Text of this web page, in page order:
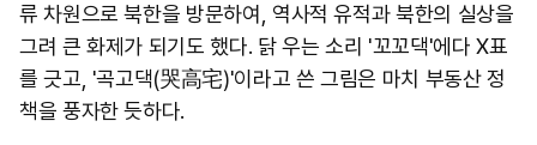
류 차원으로 북한을 방문하여, 역사적 유적과 북한의 실상을
그려 큰 화제가 되기도 했다. 닭 우는 소리 '꼬꼬댁'에다 X표
를 긋고, '곡고댁(哭高宅)'이라고 쓴 그림은 마치 부동산 정
책을 풍자한 듯하다.